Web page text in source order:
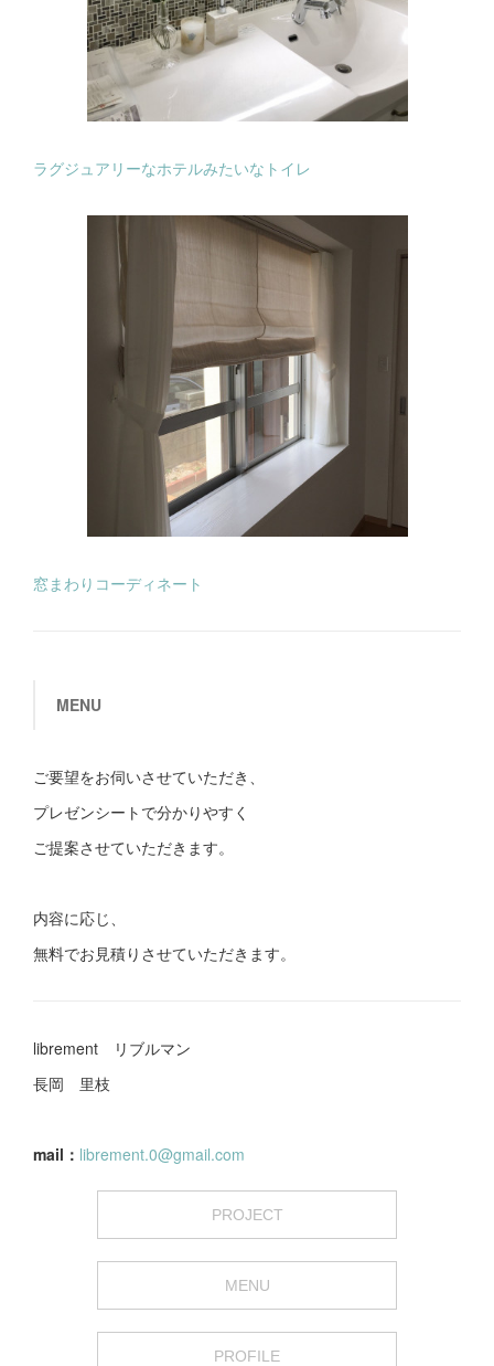
ラグジュアリーなホテルみたいなトイレ
窓まわりコーディネート
MENU
ご要望をお伺いさせていただき、
プレゼンシートで分かりやすく
ご提案させていただきます。
内容に応じ、
無料でお見積りさせていただきます。
librement リブルマン
長岡 里枝
mail： librement.0@gmail.com
PROJECT
MENU
PROFILE